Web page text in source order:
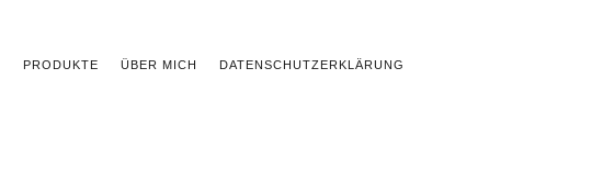
PRODUKTE ÜBER MICH DATENSCHUTZERKLÄRUNG